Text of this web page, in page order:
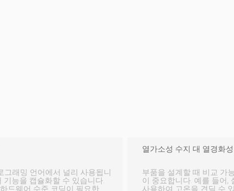
기능을 캡슐화할 수 있습니다.
드웨어 수준 코딩이 필요한 복
열가소성 수지 대 열경화
부품을 설계할 때 비교 가
이 중요합니다. 예를 들어,
사용하여 고온을 견딜 수